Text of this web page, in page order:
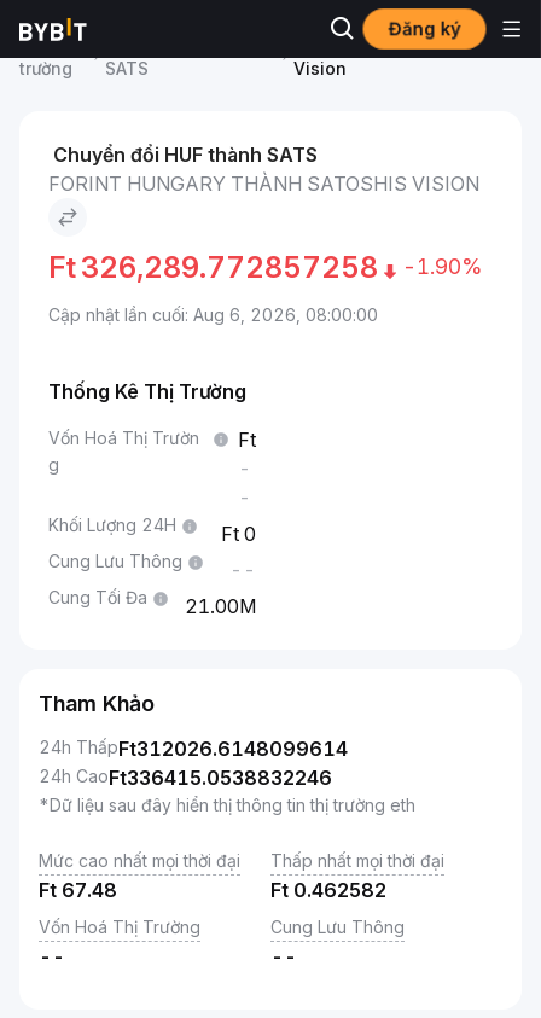
Đăng ký
Thị
trường
SATS
Forint Hungary to Satoshis
Vision
Chuyển đổi HUF thành SATS
FORINT HUNGARY THÀNH SATOSHIS VISION
Ft326,289.772857258 -1.90%
Cập nhật lần cuối: Aug 6, 2026, 08:00:00
Thống Kê Thị Trường
Vốn Hoá Thị Trườn
g
-
-
Khối Lượng 24H 0
Cung Lưu Thông --
Cung Tối Đa 21.00M
Tham Khảo
24h ThấpFt312026.6148099614
24h CaoFt336415.0538832246
*Dữ liệu sau đây hiển thị thông tin thị trường eth
Mức cao nhất mọi thời đại
Ft 67.48
Thấp nhất mọi thời đại
Ft 0.462582
Vốn Hoá Thị Trường
--
Cung Lưu Thông
--